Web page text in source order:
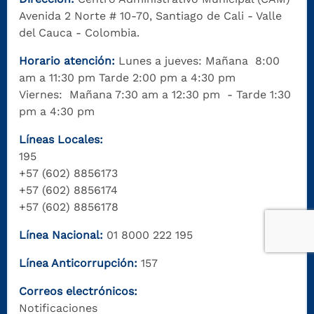
Avenida 2 Norte # 10-70, Santiago de Cali - Valle
del Cauca - Colombia.
Horario atención: Lunes a jueves: Mañana 8:00
am a 11:30 pm Tarde 2:00 pm a 4:30 pm
Viernes: Mañana 7:30 am a 12:30 pm - Tarde 1:30
pm a 4:30 pm
Líneas Locales:
195
+57 (602) 8856173
+57 (602) 8856174
+57 (602) 8856178
Línea Nacional: 01 8000 222 195
Línea Anticorrupción: 157
Correos electrónicos:
Notificaciones